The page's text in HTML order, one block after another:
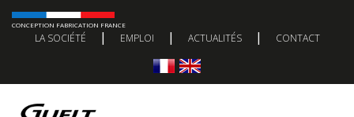
CONCEPTION FABRICATION FRANCE
LA SOCIÉTÉ | EMPLOI | ACTUALITÉS | CONTACT